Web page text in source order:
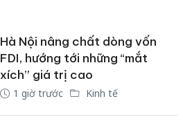
Hà Nội nâng chất dòng vốn
FDI, hướng tới những “mắt
xích” giá trị cao
1 giờ trước Kinh tế